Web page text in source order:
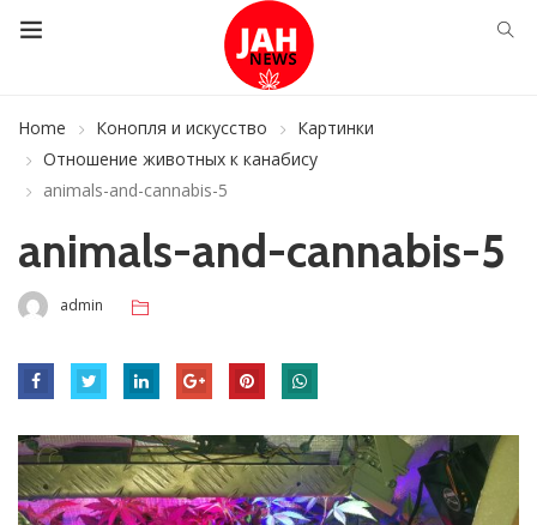
Home Конопля и искусство
Картинки
Отношение животных к канабису
animals-and-cannabis-5
animals-and-cannabis-5
admin